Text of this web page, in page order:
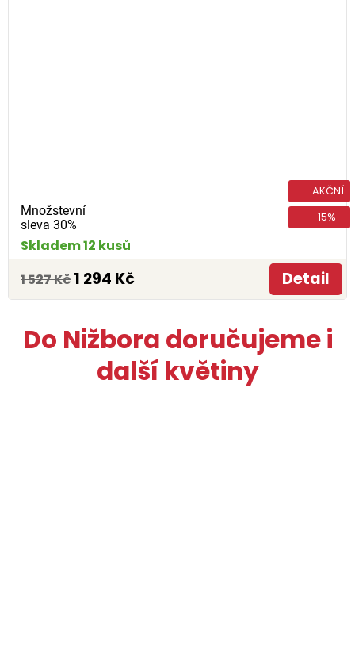
Množstevní
sleva 30%
AKČNÍ
-15%
Skladem 12 kusů
1 527 Kč 1 294 Kč Detail
Do Nižbora doručujeme i
další květiny